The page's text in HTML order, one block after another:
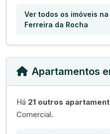
Ver todos os imóveis
Ferreira da Rocha
Apartamentos
Há 21 outros
Comercial.